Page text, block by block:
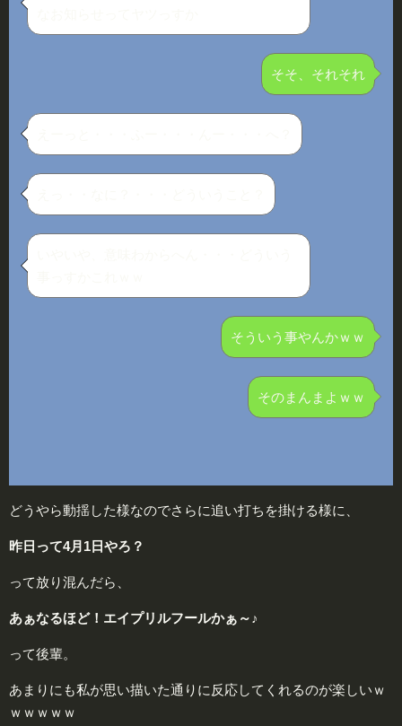
そそ、それそれ
そういう事やんかｗｗ
そのまんまよｗｗ
どうやら動揺した様なのでさらに追い打ちを掛ける様に、
昨日って4月1日やろ？
って放り混んだら、
あぁなるほど！エイプリルフールかぁ～♪
って後輩。
あまりにも私が思い描いた通りに反応してくれるのが楽しいｗ
ｗｗｗｗｗ